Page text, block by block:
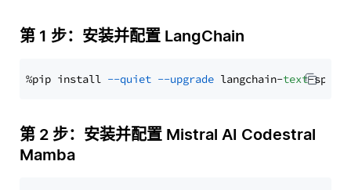
第 1 步：安装并配置 LangChain
%pip install --quiet --upgrade langchain-text
第 2 步：安装并配置 Mistral AI Codestral
Mamba